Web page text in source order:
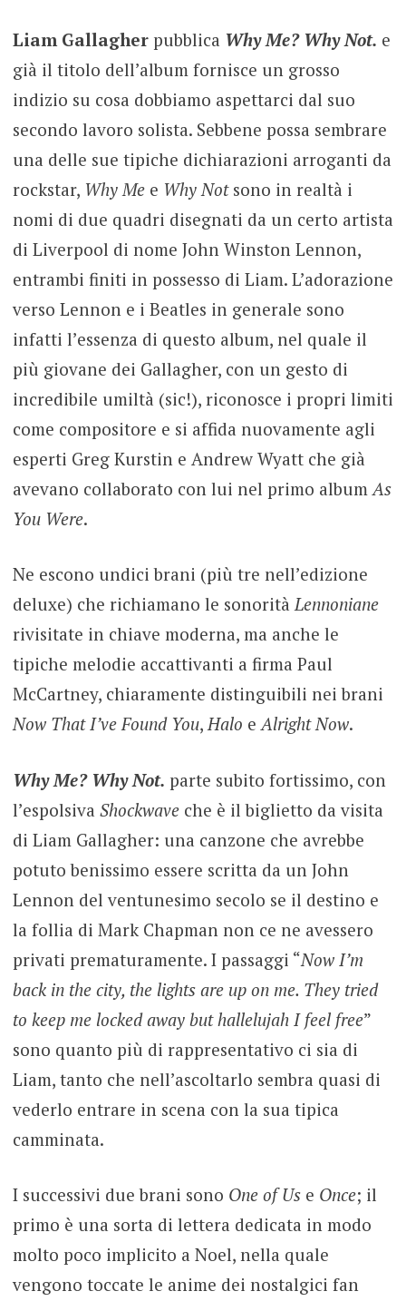
Liam Gallagherpubblica Why Me? Why Not. e
già il titolo dell’album fornisce un grosso
indizio su cosa dobbiamo aspettarci dal suo
secondo lavoro solista. Sebbene possa sembrare
una delle sue tipiche dichiarazioni arroganti da
rockstar, Why Me e Why Notsono in realtà i
nomi di due quadri disegnati da un certo artista
di Liverpool di nome John Winston Lennon,
entrambi finiti in possesso di Liam. L’adorazione
verso Lennon e i Beatles in generale sono
infatti l’essenza di questo album, nel quale il
più giovane dei Gallagher, con un gesto di
incredibile umiltà (sic!), riconosce i propri limiti
come compositore e si affida nuovamente agli
esperti Greg Kurstin e Andrew Wyatt che già
avevano collaborato con lui nel primo album As
You Were.
Ne escono undici brani (più tre nell’edizione
deluxe) che richiamano le sonoritàLennoniane
rivisitate in chiave moderna, ma anche le
tipiche melodie accattivanti a firma Paul
McCartney, chiaramente distinguibili nei brani
Now That I’ve Found You,Halo eAlright Now.
Why Me? Why Not. parte subito fortissimo, con
l’espolsiva Shockwaveche è il biglietto da visita
di Liam Gallagher: una canzone che avrebbe
potuto benissimo essere scritta da un John
Lennon del ventunesimo secolo se il destino e
la follia di Mark Chapman non ce ne avessero
privati prematuramente. I passaggi “Now I’m
back in the city, the lights are up on me. They tried
to keep me locked away but hallelujah I feel free”
sono quanto più di rappresentativo ci sia di
Liam, tanto che nell’ascoltarlo sembra quasi di
vederlo entrare in scena con la sua tipica
camminata.
I successivi due brani sono One of Use Once; il
primo è una sorta di lettera dedicata in modo
molto poco implicito a Noel, nella quale
vengono toccate le anime dei nostalgici fan